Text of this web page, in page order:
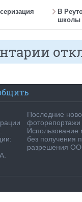
В
школы
Последние
фоторепортажи
Использование
без получения
разрешения